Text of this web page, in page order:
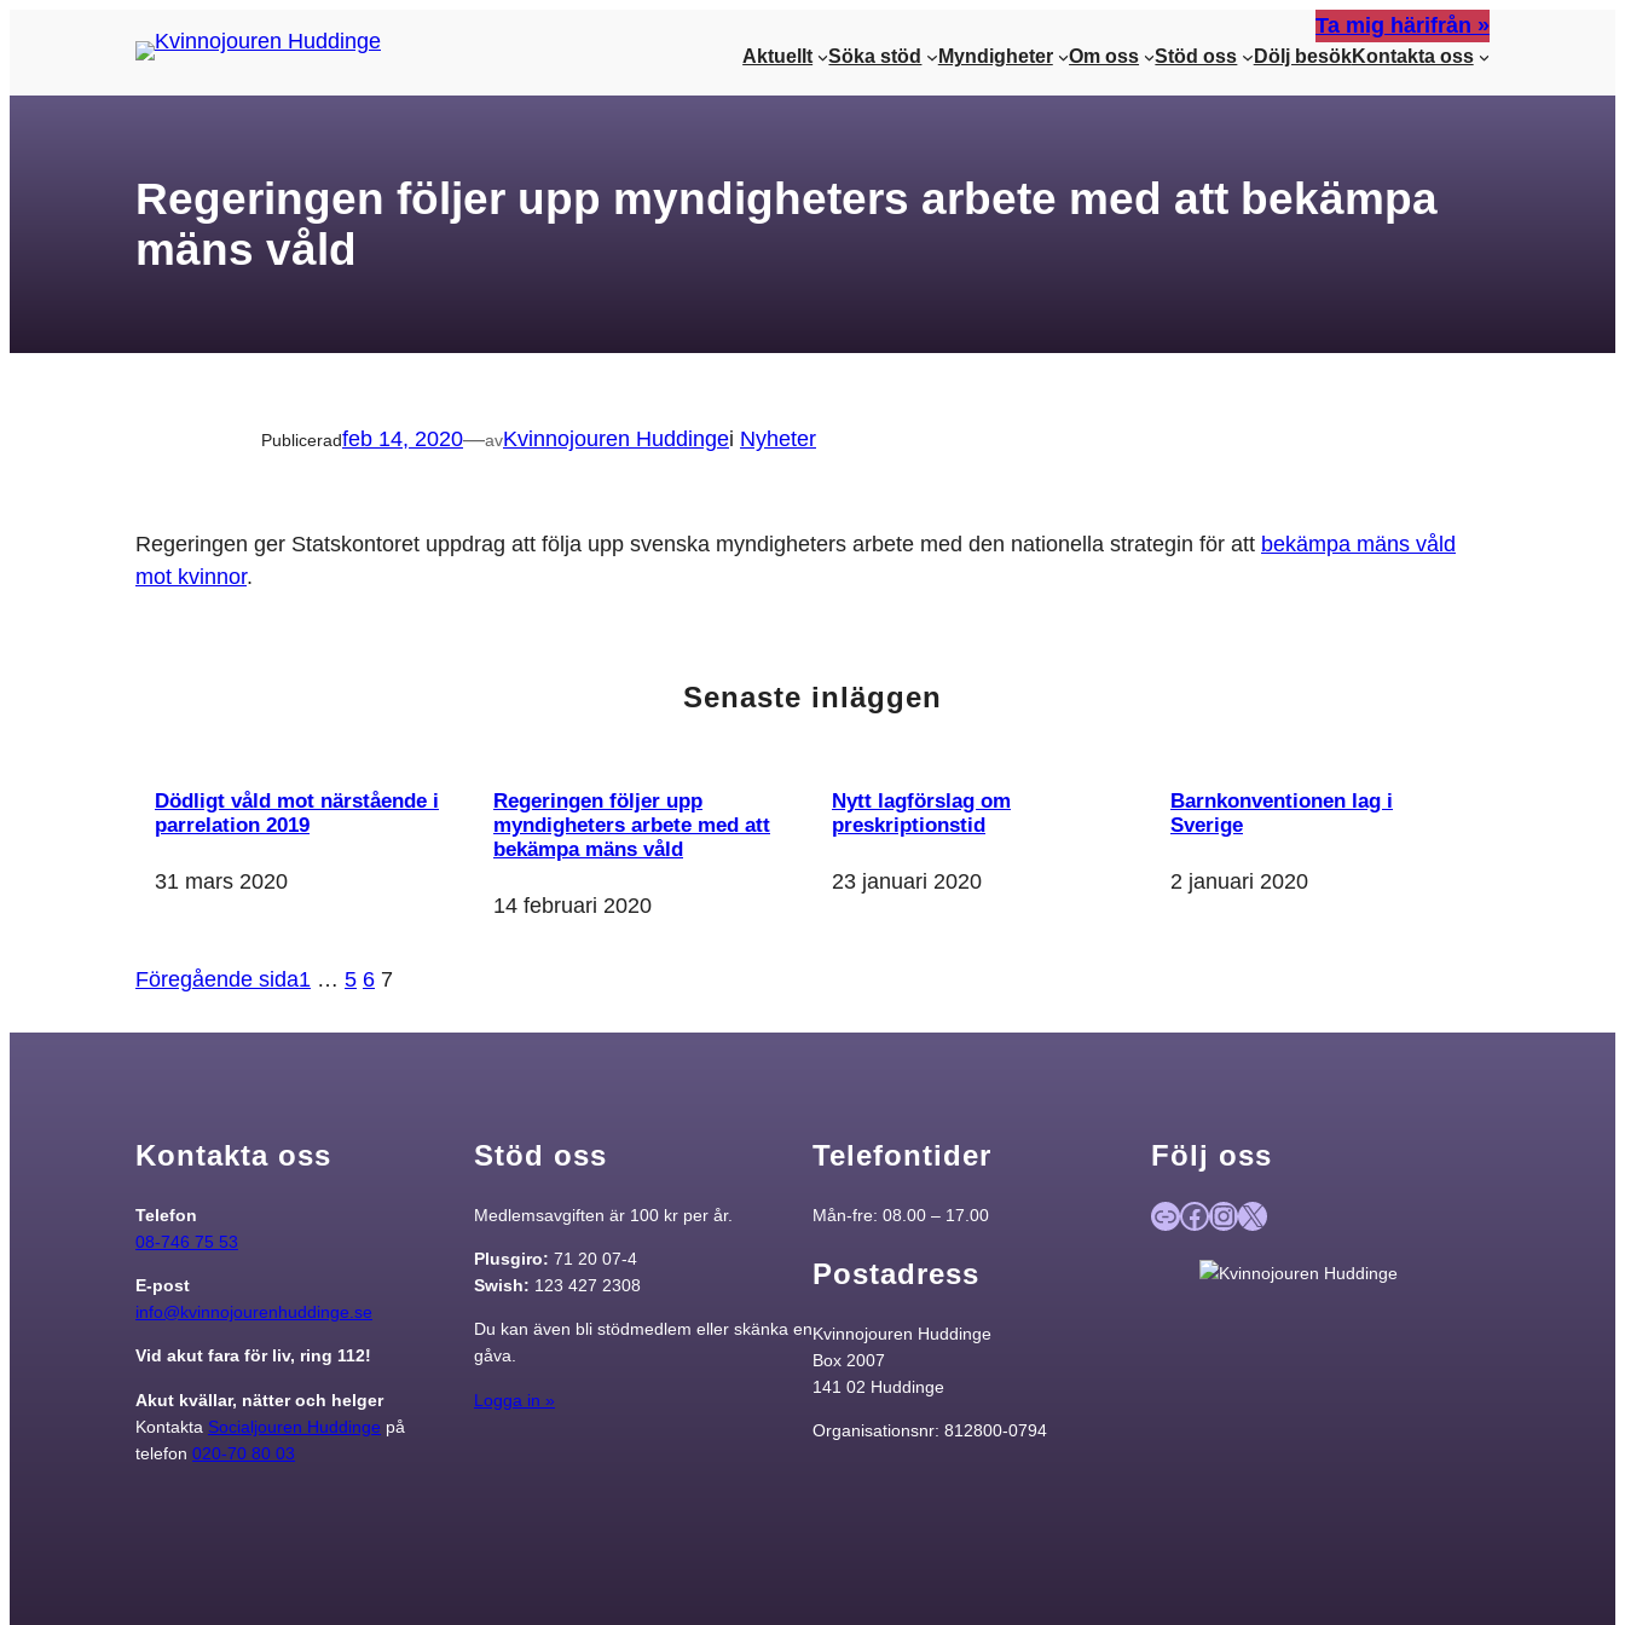
innehåll
Ta mig härifrån »
Aktuellt Söka stöd Myndigheter Om oss Stöd oss Dölj besökKontakta oss
Regeringen följer upp myndigheters arbete med att bekämpa
mäns våld
Publiceradfeb 14, 2020—avKvinnojouren Huddingei Nyheter
Regeringen ger Statskontoret uppdrag att följa upp svenska myndigheters arbete med den nationella strategin för att bekämpa mäns våld
mot kvinnor.
Senaste inläggen
Dödligt våld mot närstående i
parrelation 2019
31 mars 2020
Regeringen följer upp
myndigheters arbete med att
bekämpa mäns våld
14 februari 2020
Nytt lagförslag om
preskriptionstid
23 januari 2020
Barnkonventionen lag i
Sverige
2 januari 2020
Föregående sida1 … 5 6 7
Kontakta oss
Telefon
08-746 75 53
E-post
info@kvinnojourenhuddinge.se
Vid akut fara för liv, ring 112!
Akut kvällar, nätter och helger
Kontakta Socialjouren Huddinge på
telefon 020-70 80 03
Stöd oss
Medlemsavgiften är 100 kr per år.
Plusgiro: 71 20 07-4
Swish: 123 427 2308
Du kan även bli stödmedlem eller skänka en
gåva.
Logga in »
Telefontider
Mån-fre: 08.00 – 17.00
Postadress
Kvinnojouren Huddinge
Box 2007
141 02 Huddinge
Organisationsnr: 812800-0794
Följ oss
Länk Facebook InstagramX
behövs för att
För att vi ska
uppbyggnad,